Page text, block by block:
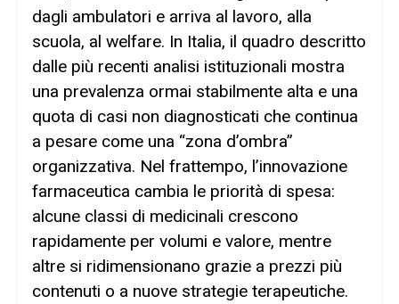
dagli ambulatori e arriva al lavoro, alla
scuola, al welfare. In Italia, il quadro descritto
dalle più recenti analisi istituzionali mostra
una prevalenza ormai stabilmente alta e una
quota di casi non diagnosticati che continua
a pesare come una “zona d’ombra”
organizzativa. Nel frattempo, l’innovazione
farmaceutica cambia le priorità di spesa:
alcune classi di medicinali crescono
rapidamente per volumi e valore, mentre
altre si ridimensionano grazie a prezzi più
contenuti o a nuove strategie terapeutiche.